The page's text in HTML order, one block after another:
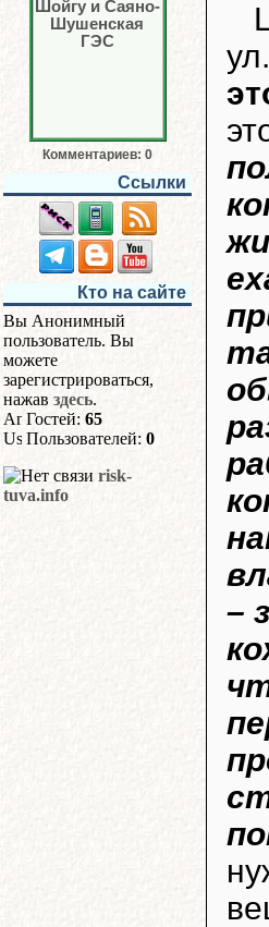
Комментариев: 0
Ссылки
Кто на сайте
Вы Анонимный
пользователь. Вы
можете
зарегистрироваться,
нажав здесь.
Гостей: 65
Пользователей: 0
risk-
tuva.info
–